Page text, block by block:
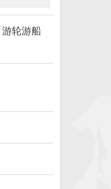
游轮游船